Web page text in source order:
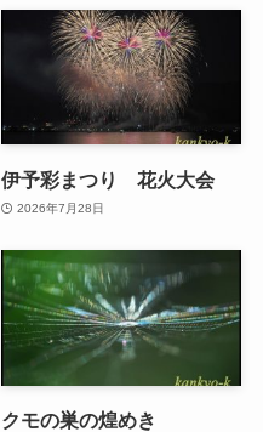
伊予彩まつり 花火大会
2026年7月28日
クモの巣の煌めき